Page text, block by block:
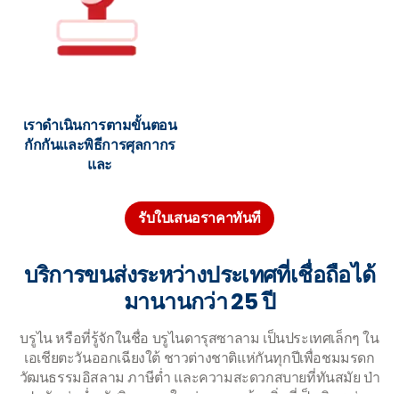
เราดำเนินการตามขั้นตอน
กักกันและพิธีการศุลกากร
และ
รับใบเสนอราคาทันที
บริการขนส่งระหว่างประเทศที่เชื่อถือได้
มานานกว่า 25 ปี
บรูไน หรือที่รู้จักในชื่อ บรูไนดารุสซาลาม เป็นประเทศเล็กๆ ใน
เอเชียตะวันออกเฉียงใต้ ชาวต่างชาติแห่กันทุกปีเพื่อชมมรดก
วัฒนธรรมอิสลาม ภาษีต่ำ และความสะดวกสบายที่ทันสมัย ป่า